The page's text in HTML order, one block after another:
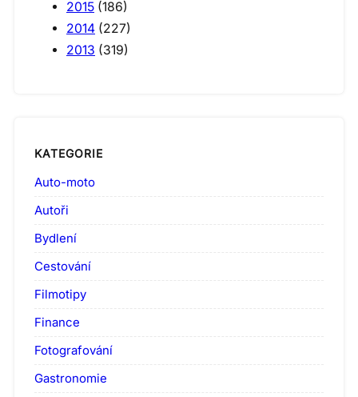
2015 (186)
2014 (227)
2013 (319)
KATEGORIE
Auto-moto
Autoři
Bydlení
Cestování
Filmotipy
Finance
Fotografování
Gastronomie